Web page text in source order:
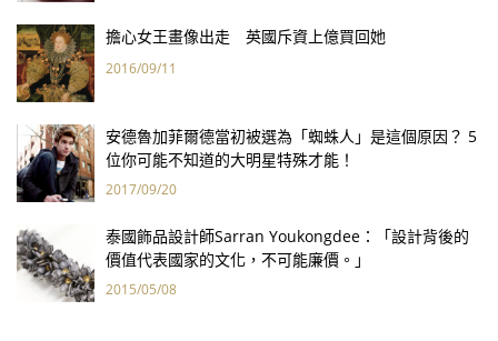
擔心女王畫像出走 英國斥資上億買回她
2016/09/11
安德魯加菲爾德當初被選為「蜘蛛人」是這個原因？ 5
位你可能不知道的大明星特殊才能！
2017/09/20
泰國飾品設計師Sarran Youkongdee：「設計背後的
價值代表國家的文化，不可能廉價。」
2015/05/08